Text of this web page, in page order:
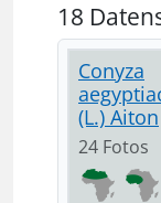
18
Conyza
(L.) Aiton
24 Fotos